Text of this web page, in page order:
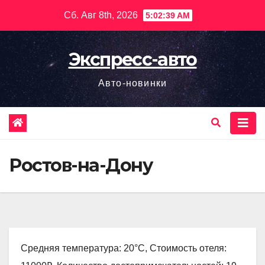
содержимому
Сб. Авг 8th, 2026 5:02:40 AM
Экспресс-авто
Авто-новинки
Ростов-на-Дону
Средняя температура: 20°C, Стоимость отеля: